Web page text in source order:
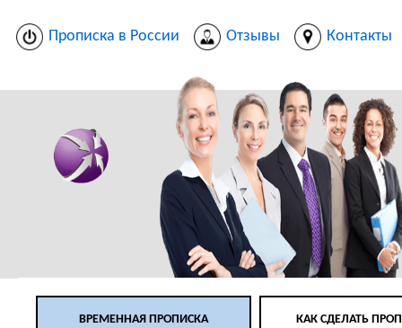
Прописка в России Отзывы Контакты
ВРЕМЕННАЯ ПРОПИСКА КАК СДЕЛАТЬ